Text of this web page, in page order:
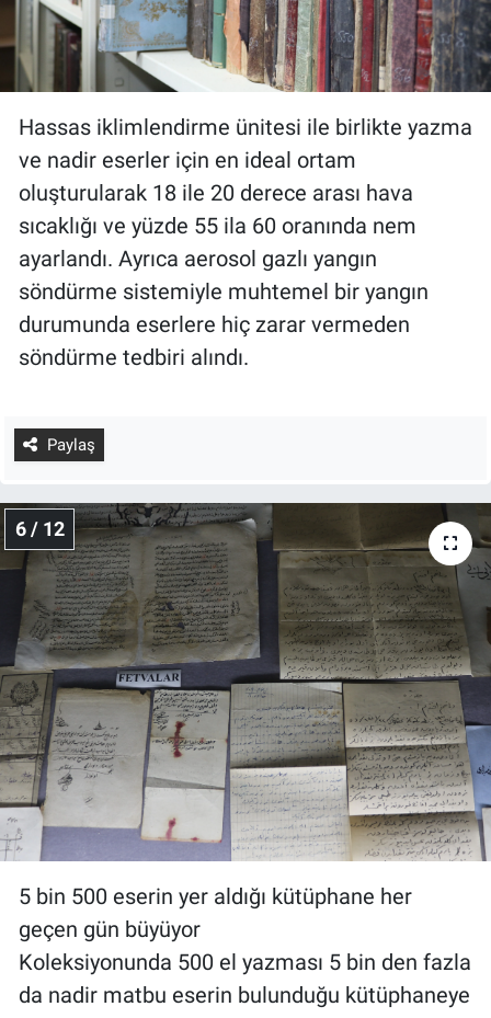
Hassas iklimlendirme ünitesi ile birlikte yazma
ve nadir eserler için en ideal ortam
oluşturularak 18 ile 20 derece arası hava
sıcaklığı ve yüzde 55 ila 60 oranında nem
ayarlandı. Ayrıca aerosol gazlı yangın
söndürme sistemiyle muhtemel bir yangın
durumunda eserlere hiç zarar vermeden
söndürme tedbiri alındı.
Paylaş
6 / 12
5 bin 500 eserin yer aldığı kütüphane her
geçen gün büyüyor
Koleksiyonunda 500 el yazması 5 bin den fazla
da nadir matbu eserin bulunduğu kütüphaneye